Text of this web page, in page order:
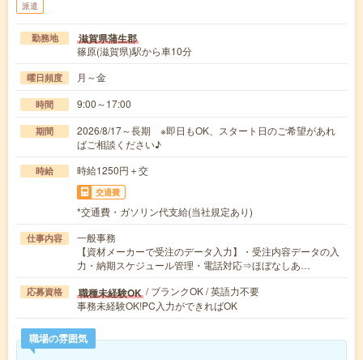
派遣
勤務地 滋賀県蒲生郡
篠原(滋賀県)駅から車10分
曜日頻度 月～金
時間 9:00～17:00
期間
2026/8/17～長期 ※即日もOK、スタート日のご希望があれ
ばご相談ください♪
時給 時給1250円＋交
交通費
*交通費・ガソリン代支給(当社規定あり)
仕事内容
一般事務
【資材メーカーで受注のデータ入力】・受注内容データの入
力・納期スケジュール管理・電話対応⇒ほぼなしあ…
応募資格 職種未経験OK / ブランクOK / 英語力不要
事務未経験OK!PC入力ができればOK
職場の雰囲気